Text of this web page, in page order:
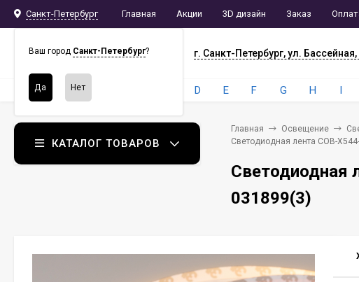
Санкт-Петербург
Ваш город Санкт-Петербург?
Главная Акции 3D дизайн Заказ
СПБСНАБ г. Санкт-Петербург, ул. Бассейная,
Бренды: 4 D E F G H I
КАТАЛОГ ТОВАРОВ
Главная Освещение
Светодиодная лента COB-
Светодиодная
031899(3)